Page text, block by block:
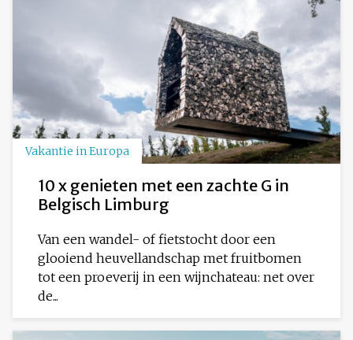
Vakantie in Europa
10 x genieten met een zachte G in
Belgisch Limburg
Van een wandel- of fietstocht door een
glooiend heuvellandschap met fruitbomen
tot een proeverij in een wijnchateau: net over
de...